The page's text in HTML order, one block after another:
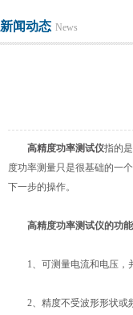
新闻动态 News
高精度功率测试仪指的
度功率测量只是很基础的一
下一步的操作。
高精度功率测试仪的功
1、可测量电流和电压，并
2、精度不受波形形状或